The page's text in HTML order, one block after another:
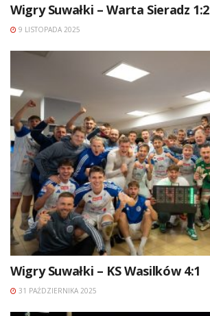
Wigry Suwałki – Warta Sieradz 1:2
9 LISTOPADA 2025
Wigry Suwałki – KS Wasilków 4:1
31 PAŹDZIERNIKA 2025